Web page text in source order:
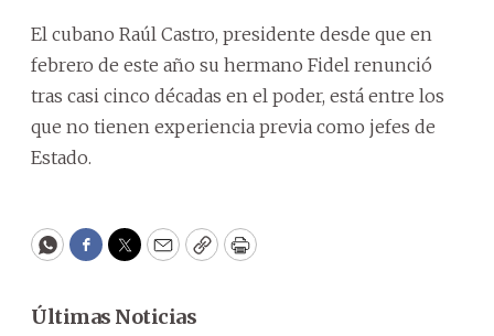
El cubano Raúl Castro, presidente desde que en
febrero de este año su hermano Fidel renunció
tras casi cinco décadas en el poder, está entre los
que no tienen experiencia previa como jefes de
Estado.
WhatsApp
Facebook
Twitter
EmailCopyPrint
Últimas Noticias